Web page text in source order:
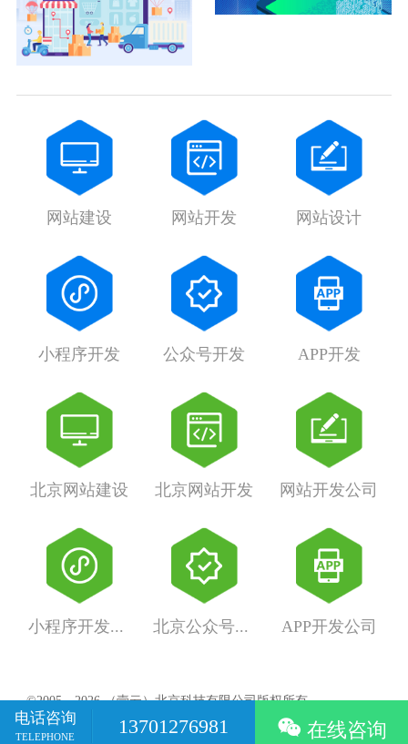
网站建设 网站开发 网站设计
小程序开发 公众号开发 APP开发
北京网站建设 北京网站开发 网站开发公司
APP开发公司
©2005－2026 （壹云）北京科技有限公司版权所有
京ICP备05064978号
地址：北京市海淀区西三环北路89号中国外文大厦B座3层
电话咨询
TELEPHONE
13701276981  在线咨询